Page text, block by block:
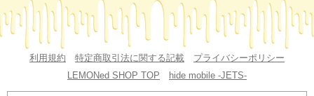
利用規約 特定商取引法に関する記載
プライバシーポリシー
LEMONed SHOP TOP
hide mobile -JETS-